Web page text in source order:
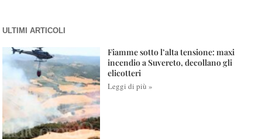
ULTIMI ARTICOLI
Fiamme sotto l’alta tensione: maxi
incendio a Suvereto, decollano gli
elicotteri
Leggi di più »